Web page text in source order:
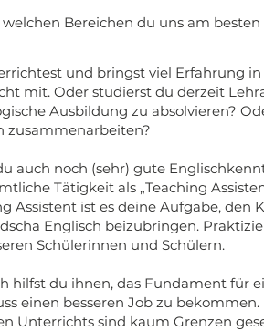
Bereichen du uns am
und bringst viel Erfahrung
mit. Oder studierst du derzeit
Ausbildung zu absolvieren?
zusammenarbeiten?
auch noch (sehr) gute
Tätigkeit als „Teaching
Assistent ist es deine Aufgabe, den
Englisch beizubringen.
Schülerinnen und Schülern.
hilfst du ihnen, das Fundament für
einen besseren Job zu
Unterrichts sind kaum Grenzen